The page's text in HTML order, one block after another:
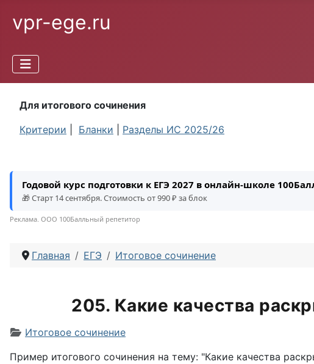
vpr-ege.ru
Для итогового сочинения
Критерии
Бланки Разделы ИС 2025/26
Годовой курс подготовки к ЕГЭ 2027 в онлайн-школе
🎁 Старт 14 сентября. Стоимость от 990 ₽ за блок
Реклама. ООО 100Балльный репетитор
Главная ЕГЭ Итоговое сочинение
205. Какие качества
Информация о материале
Итоговое сочинение
Пример итогового сочинения на тему: "Какие качества